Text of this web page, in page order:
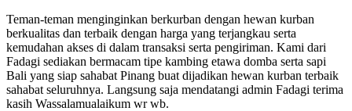
Teman-teman menginginkan berkurban dengan hewan kurban
berkualitas dan terbaik dengan harga yang terjangkau serta
kemudahan akses di dalam transaksi serta pengiriman. Kami dari
Fadagi sediakan bermacam tipe kambing etawa domba serta sapi
Bali yang siap sahabat Pinang buat dijadikan hewan kurban terbaik
sahabat seluruhnya. Langsung saja mendatangi admin Fadagi terima
kasih Wassalamualaikum wr wb.